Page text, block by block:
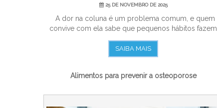
25 DE NOVEMBRO DE 2025
A dor na coluna é um problema comum, e quem
convive com ela sabe que pequenos hábitos fazem
SAIBA MAIS
Alimentos para prevenir a osteoporose